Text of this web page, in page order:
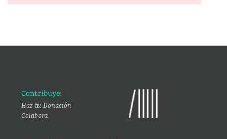
Contribuye:
Haz tu Donación
Colabora